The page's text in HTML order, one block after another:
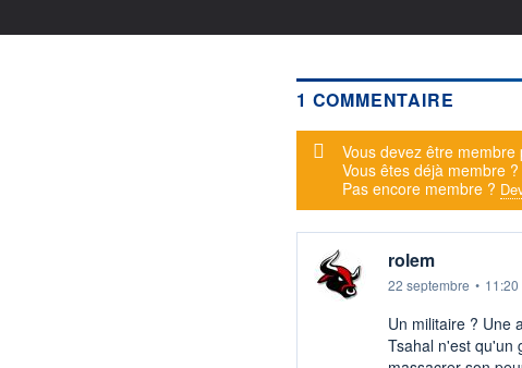
1 COMMENTAIRE
Message d'alerte
Vous devez être
Vous êtes déjà membre ?
Pas encore membre ?
rolem
22 septembre • 11:20
Un militaire ? Une
Tsahal n'est qu'un